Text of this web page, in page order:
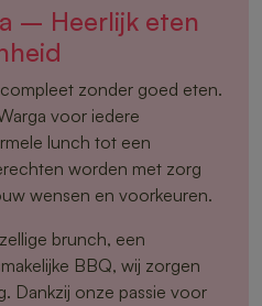
– Heerlijk eten
zonder goed eten.
voor iedere
lunch tot een
worden met zorg
wensen en voorkeuren.
brunch, een
BBQ, wij zorgen
Dankzij onze passie voor